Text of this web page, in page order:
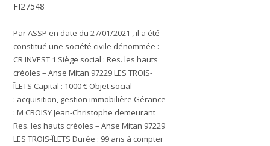
FI27548
Par ASSP en date du 27/01/2021 , il a été
constitué une société civile dénommée :
CR INVEST 1 Siège social : Res. les hauts
créoles – Anse Mitan 97229 LES TROIS-
ÎLETS Capital : 1000 € Objet social
: acquisition, gestion immobilière Gérance
:M CROISY Jean-Christophe demeurant
Res. les hauts créoles – Anse Mitan 97229
LES TROIS-ÎLETS Durée : 99 ans à compter